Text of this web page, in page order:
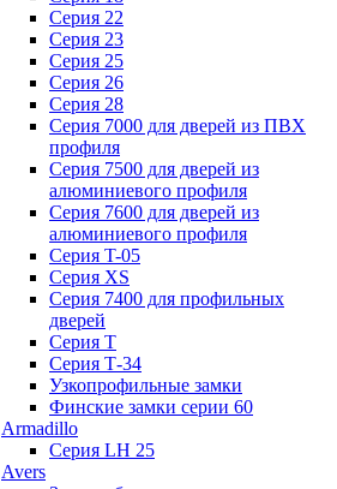
Серия 22
Серия 23
Серия 25
Серия 26
Серия 28
Серия 7000 для дверей из ПВХ
профиля
Серия 7500 для дверей из
алюминиевого профиля
Серия 7600 для дверей из
алюминиевого профиля
Серия T-05
Серия XS
Серия 7400 для профильных
дверей
Серия Т
Серия Т-34
Узкопрофильные замки
Финские замки серии 60
Armadillo
Серия LH 25
Avers